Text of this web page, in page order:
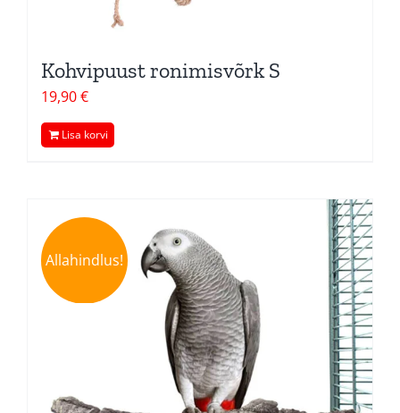
Kohvipuust ronimisvõrk S
19,90€
Lisa korvi
Allahindlus!